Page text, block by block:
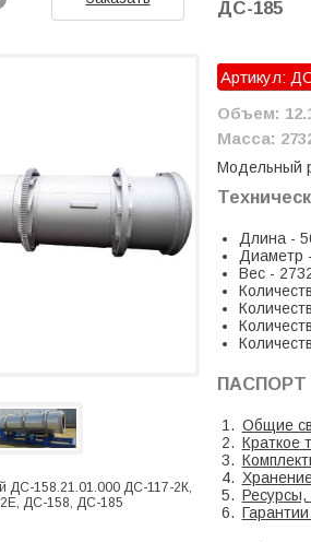
ДС-158.21.01.000 ДС-117-2К,
ДС-158, ДС-185
ДС-185
Артикул:
Объем:
Масса:
Модельный
Длина -
Диаметр
Вес -
ПАСПОРТ
Общие
Краткое
Ресурсы,